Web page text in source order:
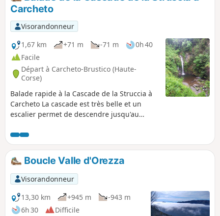
de la région.
Carcheto
Visorandonneur
1,67 km
+71 m -71 m
0h 40
Facile
Départ à Carcheto-Brustico (Haute-
Corse)
Balade rapide à la Cascade de la Struccia à
Carcheto La cascade est très belle et un
escalier permet de descendre jusqu'au
nique très sympathique en haut de l'escalier.
Boucle Valle d'Orezza
Visorandonneur
13,30 km
+945 m
-943 m
6h 30
Difficile